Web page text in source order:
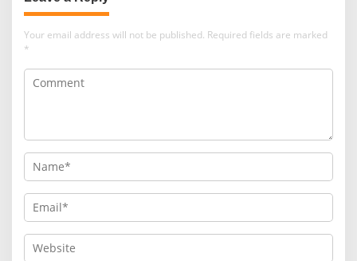
Your email address will not be published. Required fields are marked
*